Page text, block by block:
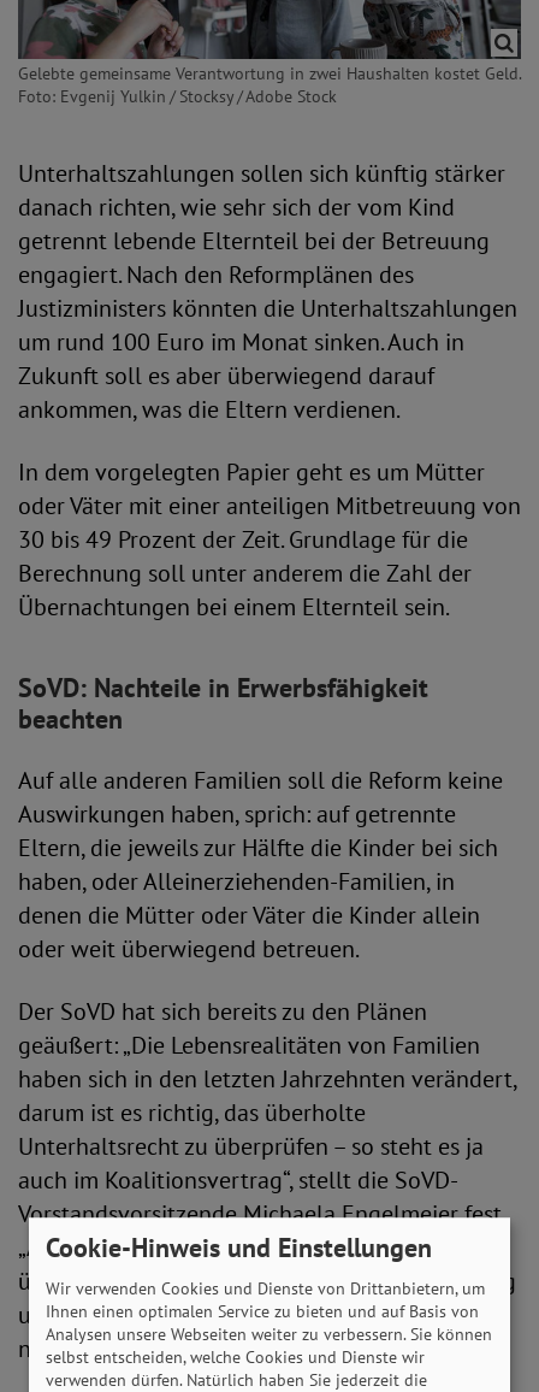
Gelebte gemeinsame Verantwortung in zwei Haushalten kostet Geld.
Foto: Evgenij Yulkin / Stocksy / Adobe Stock
Unterhaltszahlungen sollen sich künftig stärker
danach richten, wie sehr sich der vom Kind
getrennt lebende Elternteil bei der Betreuung
engagiert. Nach den Reformplänen des
Justizministers könnten die Unterhaltszahlungen
um rund 100 Euro im Monat sinken. Auch in
Zukunft soll es aber überwiegend darauf
ankommen, was die Eltern verdienen.
In dem vorgelegten Papier geht es um Mütter
oder Väter mit einer anteiligen Mitbetreuung von
30 bis 49 Prozent der Zeit. Grundlage für die
Berechnung soll unter anderem die Zahl der
Übernachtungen bei einem Elternteil sein.
SoVD: Nachteile in Erwerbsfähigkeit
beachten
Auf alle anderen Familien soll die Reform keine
Auswirkungen haben, sprich: auf getrennte
Eltern, die jeweils zur Hälfte die Kinder bei sich
haben, oder Alleinerziehenden-Familien, in
denen die Mütter oder Väter die Kinder allein
oder weit überwiegend betreuen.
Der SoVD hat sich bereits zu den Plänen
geäußert: „Die Lebensrealitäten von Familien
haben sich in den letzten Jahrzehnten verändert,
darum ist es richtig, das überholte
Unterhaltsrecht zu überprüfen – so steht es ja
auch im Koalitionsvertrag“, stellt die SoVD-
Vorstandsvorsitzende Michaela Engelmeier fest.
„Alleinerziehende Mütter, die auch heute noch
überwiegend die Hauptlast der Kinderbetreuung
und Erziehung tragen, dürften dadurch aber
nicht schlechtergestellt werden.“
Cookie-Hinweis und Einstellungen
Wir verwenden Cookies und Dienste von Drittanbietern, um
Ihnen einen optimalen Service zu bieten und auf Basis von
Analysen unsere Webseiten weiter zu verbessern. Sie können
selbst entscheiden, welche Cookies und Dienste wir
verwenden dürfen. Natürlich haben Sie jederzeit die